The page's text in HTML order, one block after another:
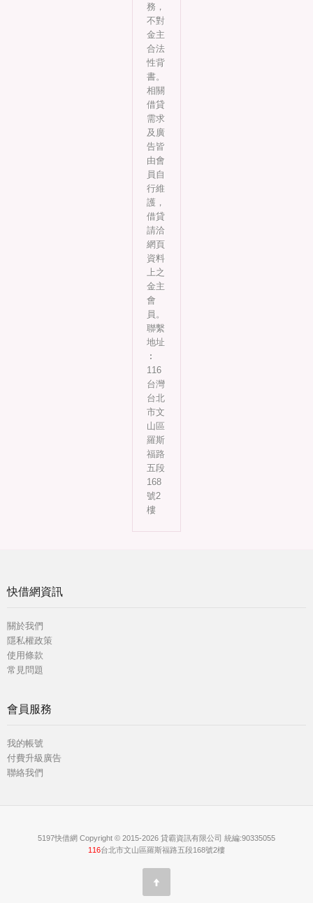
務，
不對
金主
合法
性背
書。
相關
借貸
需求
及廣
告皆
由會
員自
行維
護，
借貸
請洽
網頁
資料
上之
金主
會
員。
聯繫
地址
︰
116
台灣
台北
市文
山區
羅斯
福路
五段
168
號2
樓
快借網資訊
關於我們
隱私權政策
使用條款
常見問題
會員服務
我的帳號
付費升級廣告
聯絡我們
5197快借網 Copyright © 2015-2026 貸霸資訊有限公司 統編:90335055
116台北市文山區羅斯福路五段168號2樓